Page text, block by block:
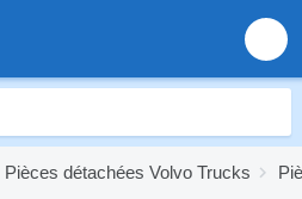
Pièces détachées Volvo Trucks